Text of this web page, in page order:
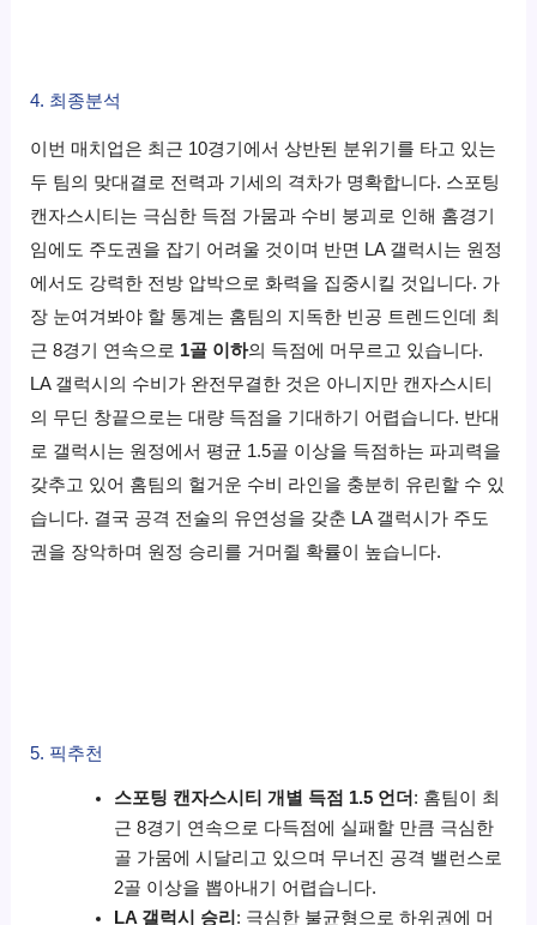
4. 최종분석
이번 매치업은 최근 10경기에서 상반된 분위기를 타고 있는
두 팀의 맞대결로 전력과 기세의 격차가 명확합니다. 스포팅
캔자스시티는 극심한 득점 가뭄과 수비 붕괴로 인해 홈경기
임에도 주도권을 잡기 어려울 것이며 반면 LA 갤럭시는 원정
에서도 강력한 전방 압박으로 화력을 집중시킬 것입니다. 가
장 눈여겨봐야 할 통계는 홈팀의 지독한 빈공 트렌드인데 최
근 8경기 연속으로 1골 이하의 득점에 머무르고 있습니다.
LA 갤럭시의 수비가 완전무결한 것은 아니지만 캔자스시티
의 무딘 창끝으로는 대량 득점을 기대하기 어렵습니다. 반대
로 갤럭시는 원정에서 평균 1.5골 이상을 득점하는 파괴력을
갖추고 있어 홈팀의 헐거운 수비 라인을 충분히 유린할 수 있
습니다. 결국 공격 전술의 유연성을 갖춘 LA 갤럭시가 주도
권을 장악하며 원정 승리를 거머쥘 확률이 높습니다.
5. 픽추천
스포팅 캔자스시티 개별 득점 1.5 언더 : 홈팀이 최
근 8경기 연속으로 다득점에 실패할 만큼 극심한
골 가뭄에 시달리고 있으며 무너진 공격 밸런스로
2골 이상을 뽑아내기 어렵습니다.
LA 갤럭시 승리 : 극심한 불균형으로 하위권에 머